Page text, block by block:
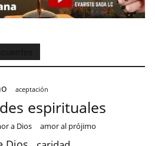
aceptación
espirituales
a Dios amor al prójimo